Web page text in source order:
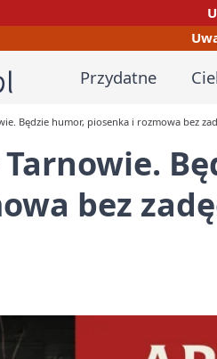
Przydatne
Będzie humor, piosenka i rozmowa bez
bez